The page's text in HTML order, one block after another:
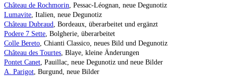
Château de Rochmorin, Pessac-Léognan, neue Degunotiz
Lumavite, Italien, neue Degunotiz
Château Dubraud, Bordeaux, überarbeitet und ergänzt
Podere 7 Sette, Bolgherie, überarbeitet
Colle Bereto, Chianti Classico, neues Bild und Degunotiz
Château des Tourtes, Blaye, kleine Änderungen
Pontet Canet, Pauillac, neue Degunotiz und neue Bilder
A. Parigot, Burgund, neue Bilder